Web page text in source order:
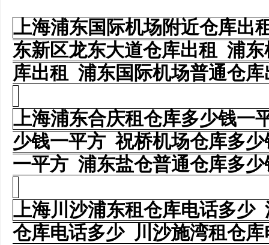
上海浦东国际机场附近仓库
东新区龙东大道仓库出租 浦
库出租 浦东国际机场普通仓
上海浦东合庆租仓库多少钱一
少钱一平方 祝桥机场仓库多
一平方 浦东盐仓普通仓库多
上海川沙浦东租仓库电话多
仓库电话多少 川沙施湾租仓